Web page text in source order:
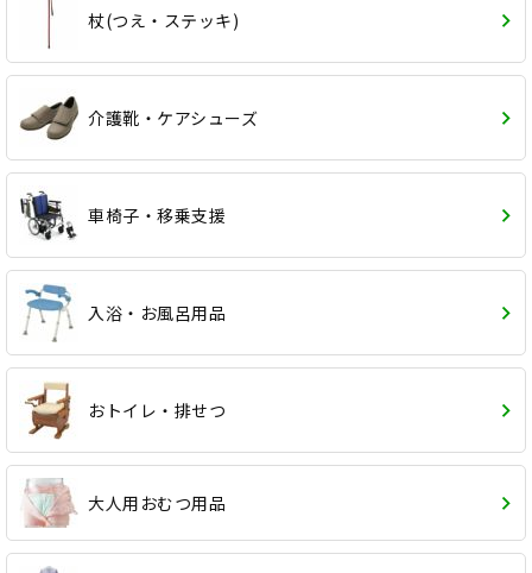
杖(つえ・ステッキ)
介護靴・ケアシューズ
車椅子・移乗支援
入浴・お風呂用品
おトイレ・排せつ
大人用おむつ用品